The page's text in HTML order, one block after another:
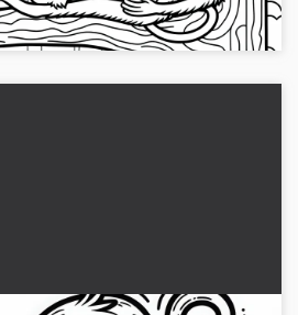
het nu en begin meteen met kleuren....